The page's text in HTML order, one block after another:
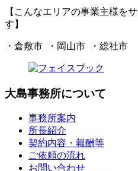
【こんなエリアの事業主様を
す】
・倉敷市 ・岡山市 ・総社市
大島事務所について
事務所案内
所長紹介
契約内容・報酬等
ご依頼の流れ
お問い合わせ